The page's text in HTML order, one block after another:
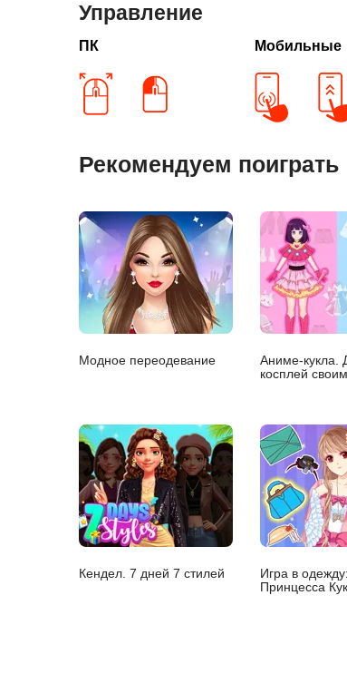
Управление
ПК Мобильные
Рекомендуем поиграть
Модное переодевание
Аниме-кукла.
косплей
Кендел. 7 дней 7 стилей
Игра в одежду:
Принцесса